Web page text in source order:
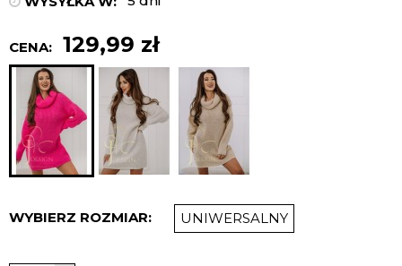
CENA: 129,99 zł
WYBIERZ ROZMIAR: UNIWERSALNY